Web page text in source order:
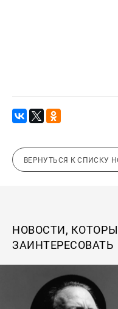
ВЕРНУТЬСЯ К СПИСКУ
НОВОСТИ,
ЗАИНТЕРЕСОВАТЬ